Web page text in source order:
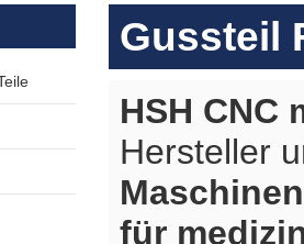
Gussteil
HSH CNC
Hersteller
Maschinen
für